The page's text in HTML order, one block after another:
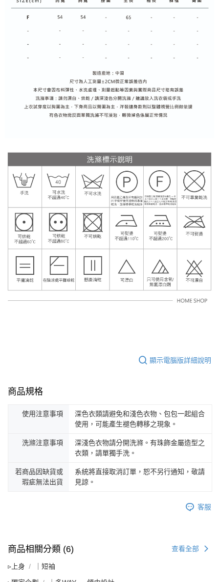
顯示電腦版詳細說明
商品規格
使用注意事項
深色衣類請避免和淺色衣物、包包一起組合
使用，可能產生褪色轉移之現象。
洗滌注意事項
深淺色衣物請分開洗滌。有珠飾金屬造型之
衣類，請單獨手洗。
若商品因缺貨或
瑕疵無法出貨
系統將直接取消訂單，恕不另行通知，敬請
見諒。
客服
商品相關分類 (6) 查看全部
▹上身 ｜短袖